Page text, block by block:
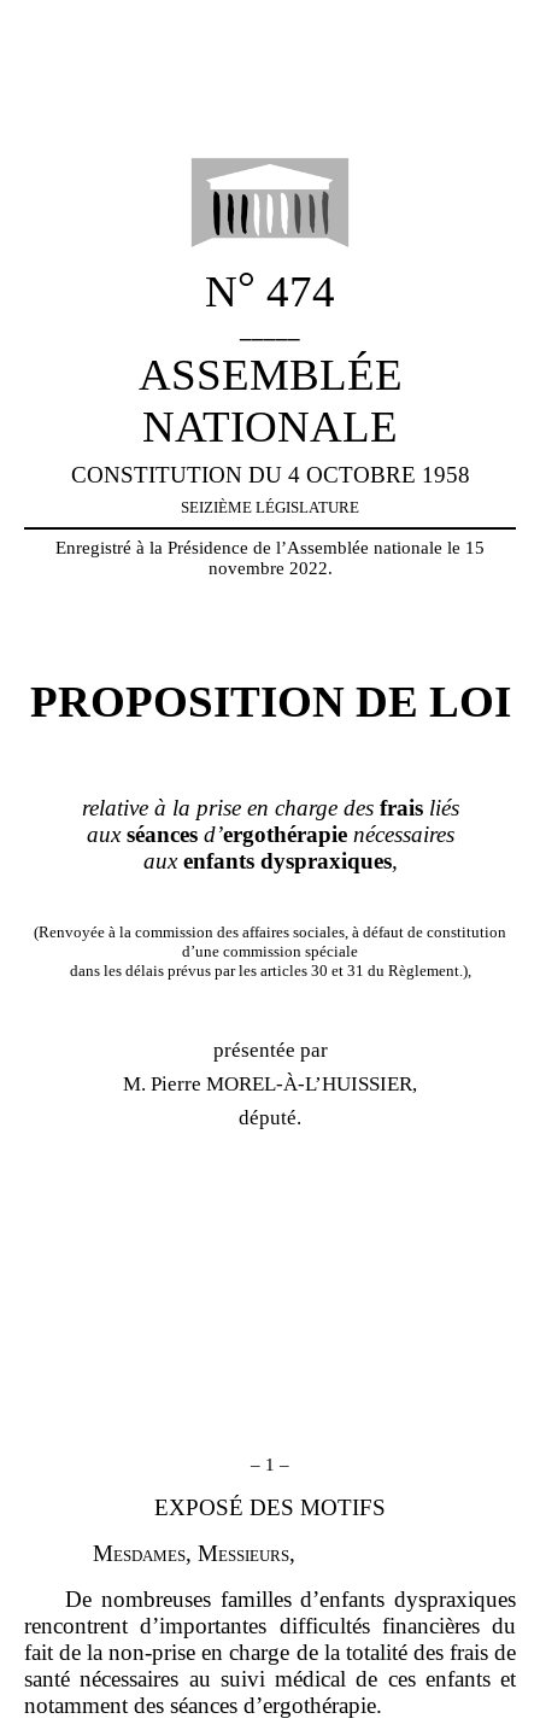
N° 474
ASSEMBLÉE
NATIONALE
CONSTITUTION DU 4 OCTOBRE 1958
SEIZIÈME LÉGISLATURE
Enregistré à la Présidence de l’Assemblée nationale le 15
novembre 2022.
PROPOSITION DE LOI
relative à la prise en charge des frais liés
aux séances d’ergothérapie nécessaires
aux enfants dyspraxiques,
(Renvoyée à la commission des affaires sociales, à défaut de constitution
d’une commission spéciale
dans les délais prévus par les articles 30 et 31 du Règlement.),
présentée par
M. Pierre MOREL‑À‑L’HUISSIER,
député.
– 1 –
EXPOSÉ DES MOTIFS
Mesdames, Messieurs,
De nombreuses familles d’enfants dyspraxiques
rencontrent d’importantes difficultés financières du
fait de la non‑prise en charge de la totalité des frais de
santé nécessaires au suivi médical de ces enfants et
notamment des séances d’ergothérapie.